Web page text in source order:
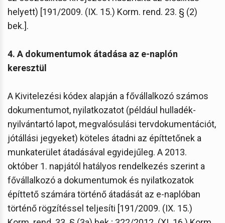
helyett) [191/2009. (IX. 15.) Korm. rend. 23. § (2)
bek.].
4. A dokumentumok átadása az e-naplón
keresztül
A Kivitelezési kódex alapján a fővállalkozó számos
dokumentumot, nyilatkozatot (például hulladék-
nyilvántartó lapot, megvalósulási tervdokumentációt,
jótállási jegyeket) köteles átadni az építtetőnek a
munkaterület átadásával egyidejűleg. A 2013.
október 1. napjától hatályos rendelkezés szerint a
fővállalkozó a dokumentumok és nyilatkozatok
építtető számára történő átadását az e-naplóban
történő rögzítéssel teljesíti [191/2009. (IX. 15.)